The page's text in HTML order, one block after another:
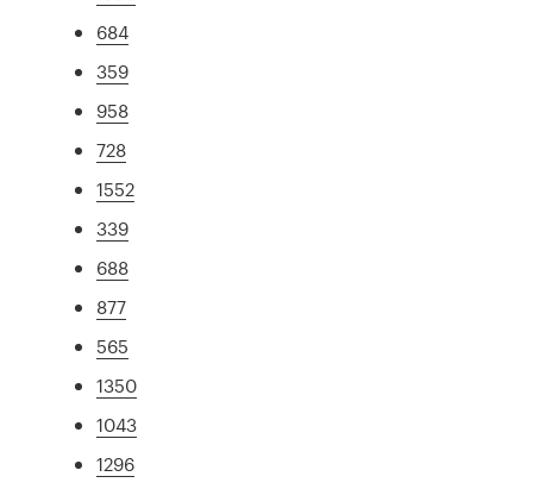
684
359
958
728
1552
339
688
877
565
1350
1043
1296